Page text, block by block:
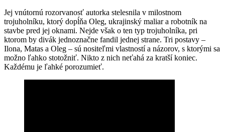
Jej vnútornú rozorvanosť autorka stelesnila v milostnom
trojuholníku, ktorý dopĺňa Oleg, ukrajinský maliar a robotník na
stavbe pred jej oknami. Nejde však o ten typ trojuholníka, pri
ktorom by divák jednoznačne fandil jednej strane. Tri postavy –
Ilona, Matas a Oleg – sú nositeľmi vlastností a názorov, s ktorými sa
možno ľahko stotožniť. Nikto z nich neťahá za kratší koniec.
Každému je ľahké porozumieť.